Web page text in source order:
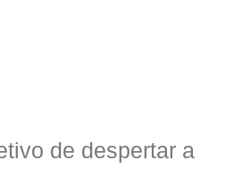
de despertar a